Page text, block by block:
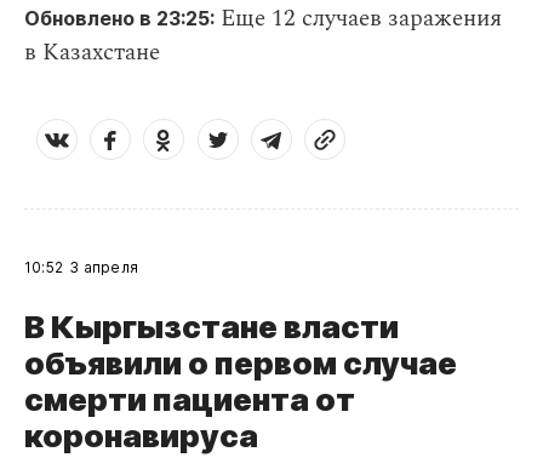
Обновлено в 23:25: Еще 12 случаев заражения
в Казахстане
10:52 3 апреля
В Кыргызстане власти
объявили о первом случае
смерти пациента от
коронавируса